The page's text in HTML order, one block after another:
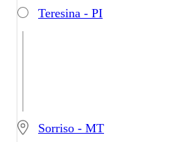
Teresina - PI
Sorriso - MT